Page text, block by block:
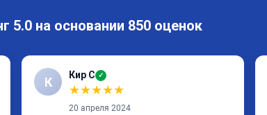
5.0 на основании 850 оценок
К Кир С ✓
★★★★★
20 апреля 2024